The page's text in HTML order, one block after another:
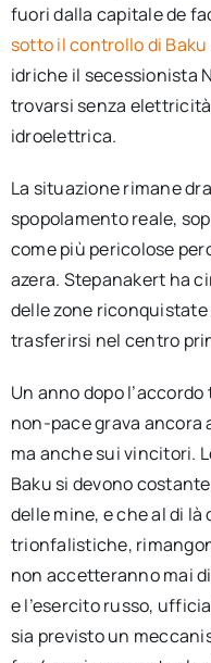
fuori dalla capitale de
sotto il controllo di Baku
idriche il secessionista
trovarsi senza
idroelettrica.
La situazione rimane
spopolamento reale,
come più pericolose
azera. Stepanakert ha
delle zone
trasferirsi nel centro
Un anno dopo
non-pace grava ancora
ma anche sui vincitori.
Baku si devono
delle mine, e che al di
trionfalistiche,
non accetteranno mai
e l’esercito russo,
sia previsto un